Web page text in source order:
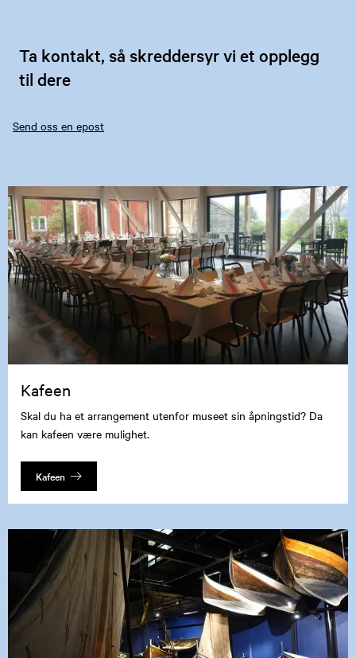
Ta kontakt, så skreddersyr vi et opplegg
til dere
Send oss en epost
Kafeen
Skal du ha et arrangement utenfor museet sin åpningstid? Da
kan kafeen være mulighet.
Kafeen